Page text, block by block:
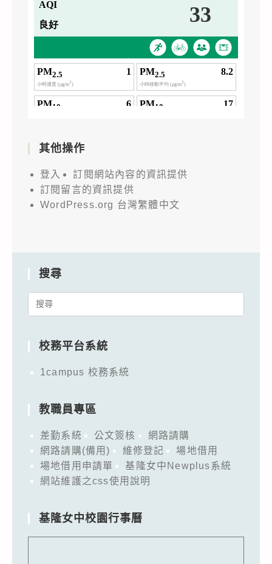
其他操作
登入
訂閱網站內容的資訊提供
訂閱留言的資訊提供
WordPress.org 台灣繁體中文
搜尋
Search
校務平台系統
1campus 校務系統
教職員專區
差勤系統 公文簽核
網路請購
網路請購(備用)
維修登記
場地借用
場地借用申請單
基隆女中Newplus系統
網站維護之css使用說明
基隆女中校園行事曆